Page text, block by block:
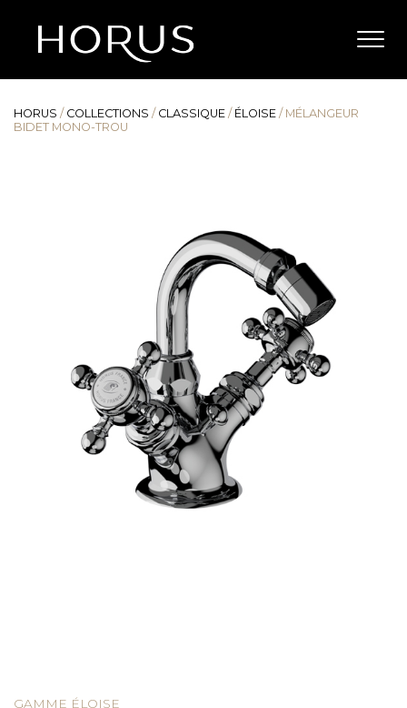
HORUS / COLLECTIONS / CLASSIQUE / ÉLOISE / MÉLANGEUR
BIDET MONO-TROU
GAMME ÉLOISE